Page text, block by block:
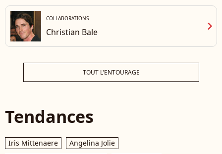
COLLABORATIONS
Christian Bale chevron_right
TOUT L'ENTOURAGE
Tendances
Iris Mittenaere
Angelina Jolie